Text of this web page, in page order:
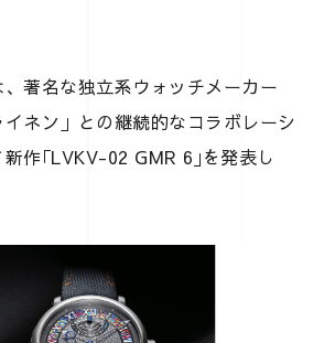
著名な独立系ウォッチメーカー
イネン」との継続的なコラボレーシ
新作｢LVKV-02 GMR 6｣を発表し